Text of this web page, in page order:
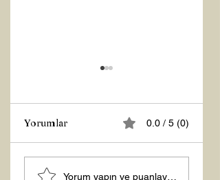
Hoş Geldin 2026!
Yorumlar 0.0 / 5 (0)
Yorum yapın ve puanlayın...